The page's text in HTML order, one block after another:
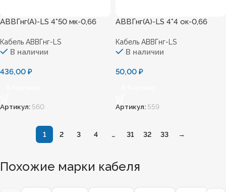
АВВГнг(А)-LS 4*50 мк-0,66
Кабель АВВГнг-LS
В наличии
436,00 ₽
Артикул: 560
АВВГнг(А)-LS 4*4 ок-0,66
Кабель АВВГнг-LS
В наличии
50,00 ₽
Артикул: 559
1 2 3 4 … 31 32 33 →
Похожие марки кабеля